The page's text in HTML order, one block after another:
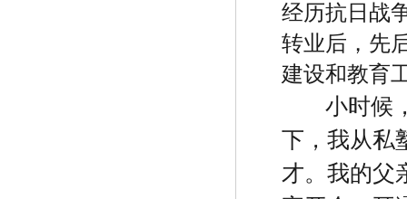
经历抗日战
转业后，先
建设和教育
小时候
下，我从私
才。我的父